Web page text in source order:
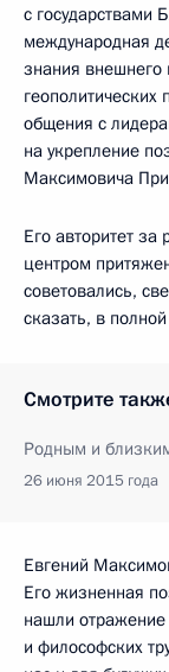
с государствами
международная
знания внешнего
общения с
на укрепление
Максимовича
Его авторитет
центром
советовались,
сказать, в
Смотрите
Родным и
26 июня 2015 года
Евгений
Его жизненная
нашли отражение
и философских